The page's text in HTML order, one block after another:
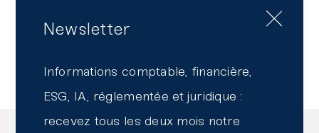
Newsletter
Informations comptable, financière,
ESG, IA, réglementée et juridique :
recevez tous les deux mois notre